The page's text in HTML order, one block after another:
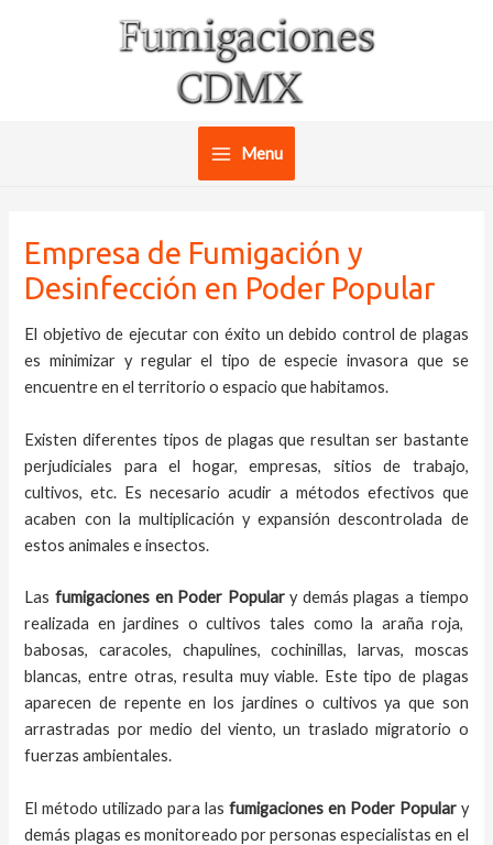
Main
Menu
Empresa de Fumigación y
Desinfección en Poder Popular
El objetivo de ejecutar con éxito un debido control de plagas
es minimizar y regular el tipo de especie invasora que se
encuentre en el territorio o espacio que habitamos.
Existen diferentes tipos de plagas que resultan ser bastante
perjudiciales para el hogar, empresas, sitios de trabajo,
cultivos, etc. Es necesario acudir a métodos efectivos que
acaben con la multiplicación y expansión descontrolada de
estos animales e insectos.
Las fumigaciones en Poder Populary demás plagas a tiempo
realizada en jardines o cultivos tales como la araña roja,
babosas, caracoles, chapulines, cochinillas, larvas, moscas
blancas, entre otras, resulta muy viable. Este tipo de plagas
aparecen de repente en los jardines o cultivos ya que son
arrastradas por medio del viento, un traslado migratorio o
fuerzas ambientales.
El método utilizado para las fumigaciones en Poder Populary
demás plagas es monitoreado por personas especialistas en el